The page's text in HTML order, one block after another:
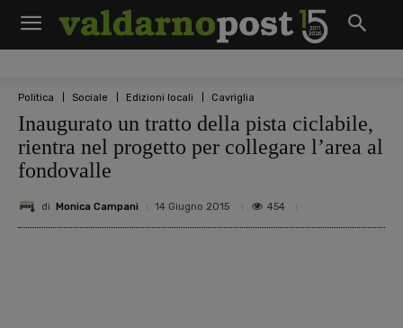
Politica Sociale Edizioni locali Cavriglia
Inaugurato un tratto della pista ciclabile,
rientra nel progetto per collegare l’area al
fondovalle
di Monica Campani 14 Giugno 2015 454